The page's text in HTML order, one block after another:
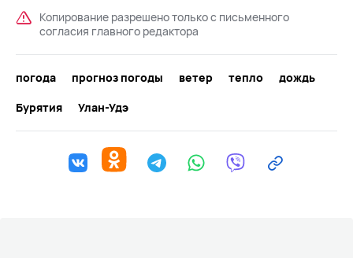
Копирование разрешено только с письменного
согласия главного редактора
погода прогноз погоды ветер тепло
дождь
Бурятия
Улан-Удэ